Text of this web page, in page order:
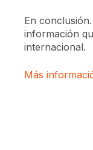
En
información
internacional.
Más